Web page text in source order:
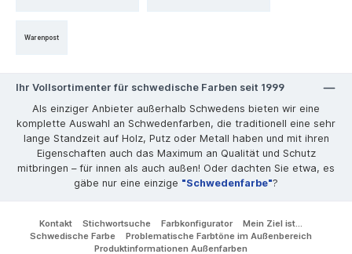
Warenpost
Ihr Vollsortimenter für schwedische Farben seit 1999
Als einziger Anbieter außerhalb Schwedens bieten wir eine
komplette Auswahl an Schwedenfarben, die traditionell eine sehr
lange Standzeit auf Holz, Putz oder Metall haben und mit ihren
Eigenschaften auch das Maximum an Qualität und Schutz
mitbringen – für innen als auch außen! Oder dachten Sie etwa, es
gäbe nur eine einzige "Schwedenfarbe"?
Kontakt Stichwortsuche Farbkonfigurator
Mein Ziel ist...
Schwedische Farbe
Problematische Farbtöne im Außenbereich
Produktinformationen Außenfarben